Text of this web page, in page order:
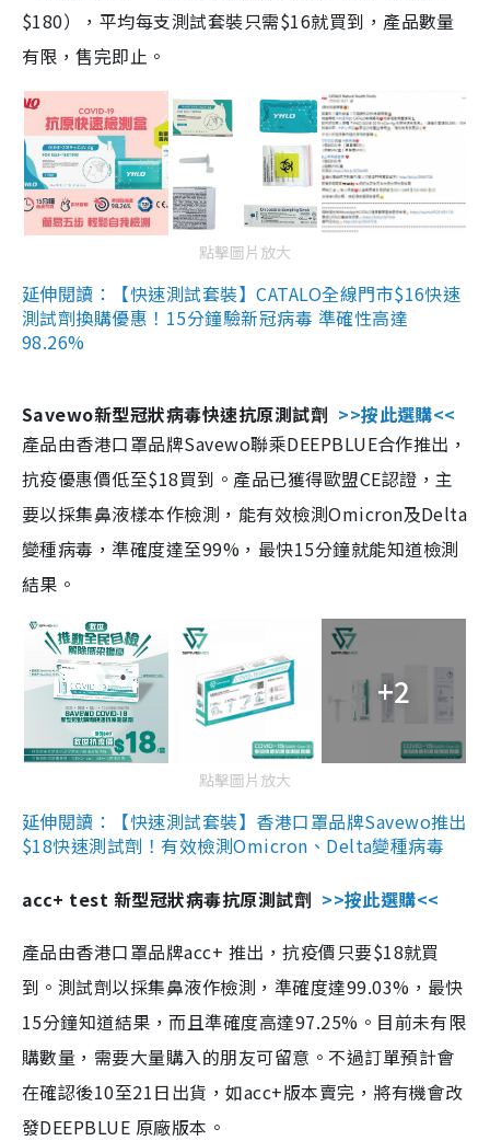
$180），平均每支測試套裝只需$16就買到，產品數量
有限，售完即止。
點擊圖片放大
延伸閱讀：【快速測試套裝】CATALO全線門市$16快速
測試劑換購優惠！15分鐘驗新冠病毒 準確性高達
98.26%
Savewo新型冠狀病毒快速抗原測試劑 >>按此選購<<
產品由香港口罩品牌Savewo聯乘DEEPBLUE合作推出，
抗疫優惠價低至$18買到。產品已獲得歐盟CE認證，主
要以採集鼻液樣本作檢測，能有效檢測Omicron及Delta
變種病毒，準確度達至99%，最快15分鐘就能知道檢測
結果。
+2
點擊圖片放大
延伸閱讀：【快速測試套裝】香港口罩品牌Savewo推出
$18快速測試劑！有效檢測Omicron、Delta變種病毒
acc+ test 新型冠狀病毒抗原測試劑 >>按此選購<<
產品由香港口罩品牌acc+ 推出，抗疫價只要$18就買
到。測試劑以採集鼻液作檢測，準確度達99.03%，最快
15分鐘知道結果，而且準確度高達97.25%。目前未有限
購數量，需要大量購入的朋友可留意。不過訂單預計會
在確認後10至21日出貨，如acc+版本賣完，將有機會改
發DEEPBLUE 原廠版本。